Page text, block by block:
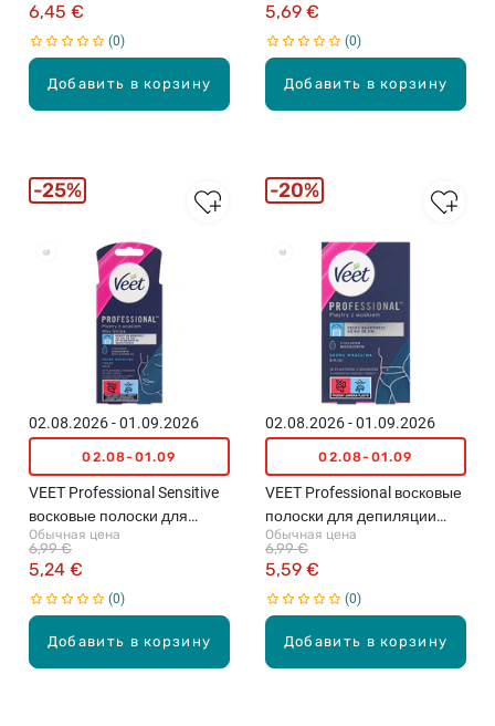
Добавить в корзину
6,45 €
0
Добавить в корзину
5,69 €
0
Добавить в корзину
02.08.2026 - 01.09.2026
02.08-01.09
VEET Professional Sensitive
восковые полоски для
депиляции лица, 20шт.
Обычная цена
5,24 €
6,99 €
0
25%
Добавить в корзину
02.08.2026 - 01.09.2026
02.08-01.09
VEET Professional восковые
полоски для депиляции
зоны бикини и подмышек,
16шт.
Обычная цена
5,59 €
6,99 €
0
20%